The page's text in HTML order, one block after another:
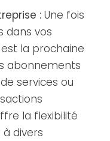
: Une fois
dans vos
la prochaine
abonnements
services ou
la flexibilité
divers